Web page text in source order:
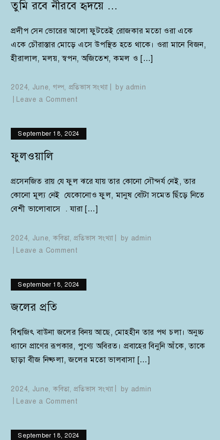
তুমি রবে নীরবে হৃদয়ে …
প্রদীপ সেন ভোরের আলো ফুটতেই রোজকার মতো ওরা একে
একে চৌরাস্তার মোড়ে এসে উপস্থিত হতে থাকে। ওরা মানে বিজন,
হীরালাল, মলয়, স্বপন, অজিতেশ, কমল ও […]
2024, June, গল্প, প্রতিভাস সংখ্যা by admin
Leave a Comment
নীরবে
September 18, 2024
ফুলওয়ালি
প্রসেনজিত রায় যে ফুল ঝরে যায় তার কোনো সৌন্দর্য নেই, তার
কোনো মূল্য নেই যেকোনোও ফুল, মানুষ বোঁটা সমেত ছিঁড়ে নিতে
বেশী ভালোবাসে . যারা […]
2024, June,কবিতা,প্রতিভাস সংখ্যা by admin
Leave a Comment
September 18, 2024
জলের প্রতি
বিশ্বজিৎ বাউনা জলের বিনয় আছে, মোহহীন তার পথ চলা। অনুচ্চ
ধ্যানে প্রাণের রূপকার, পুণ্যে অবিরত। প্রবাহের বিনুনি আঁকে, তাকে
ছাড়া বীজ নিষ্ফলা, জলের মতো ভালবাসা […]
2024, June,কবিতা,প্রতিভাস সংখ্যা by admin
Leave a Comment
September 18, 2024